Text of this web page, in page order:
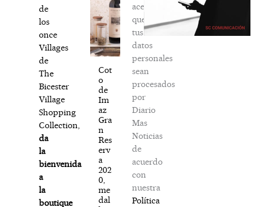
de
los
once
Villages
de
The
Bicester
Village
Shopping
Collection,
da
la
bienvenida
a
la
boutique
Cot
o
de
Im
az
Gra
n
Res
erv
a
202
0,
me
dal
aceptas
que
tus
datos
personales
sean
procesados
por
Diario
Mas
Noticias
de
acuerdo
con
nuestra
Política